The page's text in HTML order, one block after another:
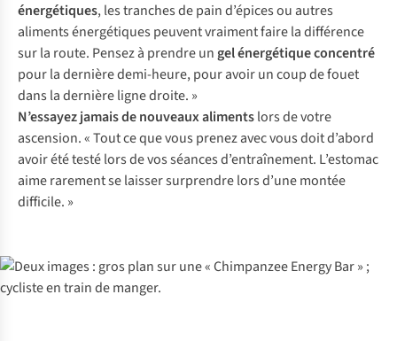
énergétiques, les tranches de pain d’épices ou autres
aliments énergétiques peuvent vraiment faire la différence
sur la route. Pensez à prendre un gelénergétique concentré
pour la dernière demi-heure, pour avoir un coup de fouet
dans la dernière ligne droite. »
N’essayez jamais de nouveaux alimentslors de votre
ascension. « Tout ce que vous prenez avec vous doit d’abord
avoir été testé lors de vos séances d’entraînement. L’estomac
aime rarement se laisser surprendre lors d’une montée
difficile. »